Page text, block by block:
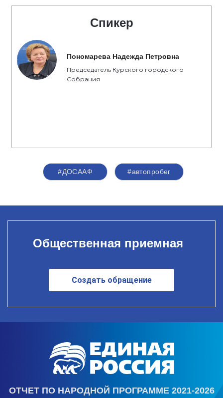
Спикер
Пономарева Надежда Петровна
Председатель Курского городского
Собрания
#ДОСААФ #автопробег
Общественная приемная
Создать обращение
ОТЧЕТ ПО НАРОДНОЙ ПРОГРАММЕ 2021-2026